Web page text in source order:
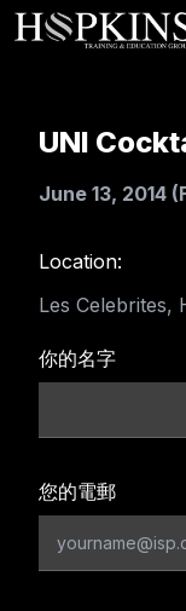
UNI
June 13, 2014
Location:
Les Celebrites,
你的名字
您的電郵